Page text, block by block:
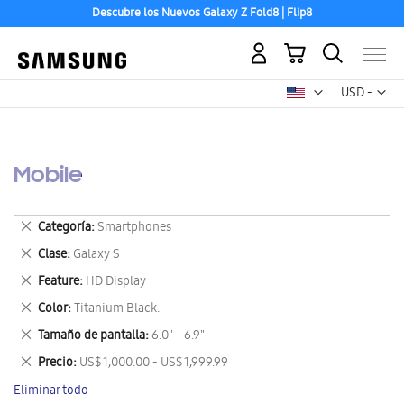
Descubre los Nuevos Galaxy Z Fold8 | Flip8
USD -
dólar
Mi carrito
Mobile
Categoría Smartphones
Eliminar
este
artículo
Clase Galaxy S
Eliminar
este
artículo
Feature HD Display
Eliminar
este
artículo
Color Titanium Black.
Eliminar
este
artículo
Tamaño de pantalla 6.0" - 6.9"
Eliminar
este
artículo
Precio US$ 1,000.00 - US$ 1,999.99
Eliminar
este
artículo
Eliminar todo